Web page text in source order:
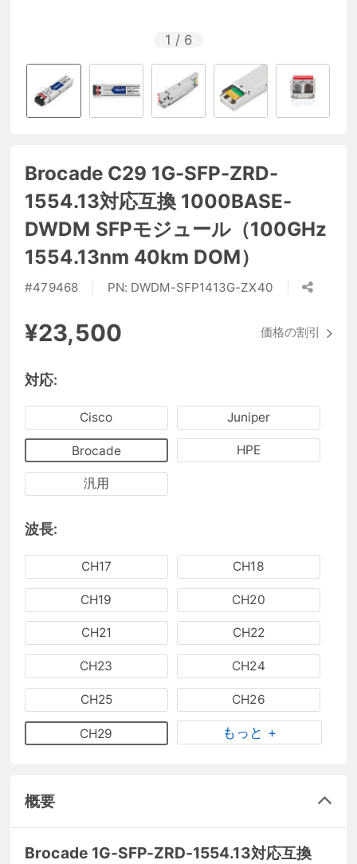
1 / 6
Brocade C29 1G-SFP-ZRD-
1554.13対応互換 1000BASE-
DWDM SFPモジュール（100GHz
1554.13nm 40km DOM）
#479468 PN: DWDM-SFP1413G-ZX40
¥23,500 価格の割引
対応:
Cisco Juniper
Brocade HPE
汎用
波長:
CH17 CH18
CH19 CH20
CH21 CH22
CH23 CH24
CH25 CH26
CH29 もっと +
概要
Brocade 1G-SFP-ZRD-1554.13対応互換